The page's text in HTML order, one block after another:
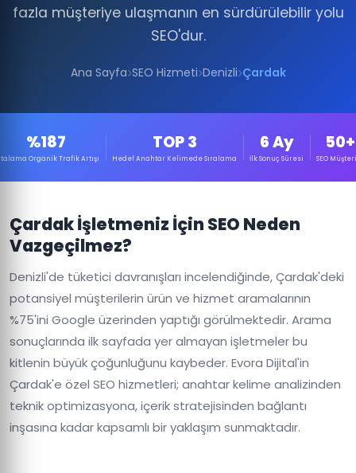
fazla müşteriye ulaşmanın en sürdürülebilir yolu
SEO'dur.
Ana Sayfa SEO Hizmeti Denizli Çardak
%187
Organik Trafik Artışı
TOP 3
Hedef Anahtar Kelimede Sıralama
6 Ay
İlk Sonuç Süresi
50+
SEO
Çardak İşletmeniz İçin SEO Neden
Vazgeçilmez?
Denizli'de tüketici davranışları incelendiğinde, Çardak'deki
potansiyel müşterilerin ürün ve hizmet aramalarının
%75'ini Google üzerinden yaptığı görülmektedir. Arama
sonuçlarında ilk sayfada yer almayan işletmeler bu
kitlenin büyük çoğunluğunu kaybeder. Evora Dijital'in
Çardak'e özel SEO hizmetleri; anahtar kelime analizinden
teknik optimizasyona, içerik stratejisinden bağlantı
inşasına kadar kapsamlı bir yaklaşım sunmaktadır.